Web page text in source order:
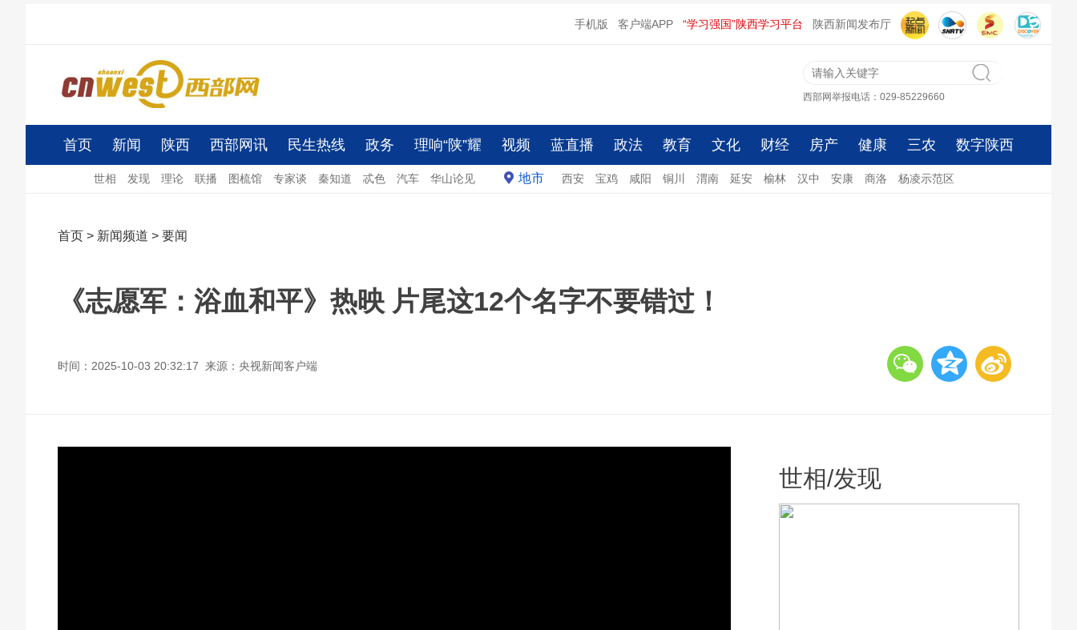
手机版 客户端APP “学习强国”陕西学习平台 陕西新闻发布厅
西部网举报电话：029-85229660
首页 新闻 陕西 西部网讯 民生热线 政务 理响“陕”耀 视频 蓝直播 政法 教育 文化 财经 房产 健康 三农 数字陕西
世相 发现 理论 联播 图梳馆 专家谈 秦知道 忒色 汽车 华山论见 地市 西安 宝鸡 咸阳 铜川 渭南 延安 榆林 汉中 安康 商洛 杨凌示范区
首页 > 新闻频道 > 要闻
《志愿军：浴血和平》热映 片尾这12个名字不要错过！
时间：2025-10-03 20:32:17 来源：央视新闻客户端
世相/发现